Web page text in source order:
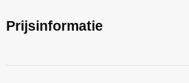
Prijsinformatie